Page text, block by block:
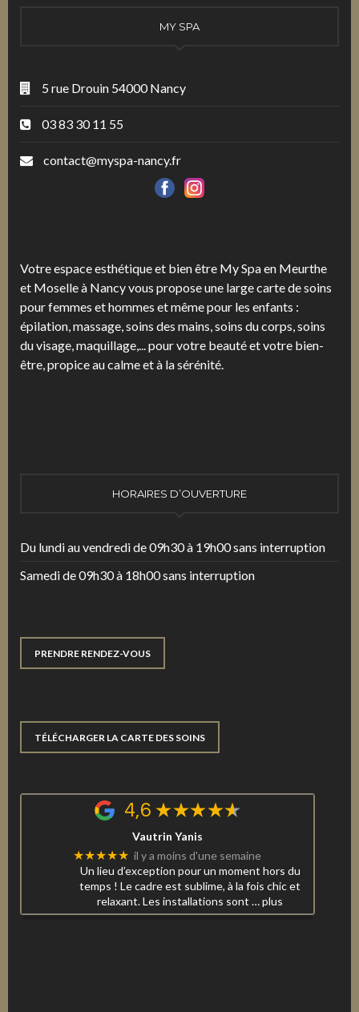
MY SPA
5 rue Drouin 54000 Nancy
03 83 30 11 55
contact@myspa-nancy.fr
Votre espace esthétique et bien être My Spa en Meurthe
et Moselle à Nancy vous propose une large carte de soins
pour femmes et hommes et même pour les enfants :
épilation, massage, soins des mains, soins du corps, soins
du visage, maquillage,... pour votre beauté et votre bien-
être, propice au calme et à la sérénité.
HORAIRES D’OUVERTURE
Du lundi au vendredi de 09h30 à 19h00 sans interruption
Samedi de 09h30 à 18h00 sans interruption
PRENDRE RENDEZ-VOUS
TÉLÉCHARGER LA CARTE DES SOINS
4,6
Vautrin Yanis
★★★★★ il y a moins d'une semaine
Un lieu d’exception pour un moment hors du
temps ! Le cadre est sublime, à la fois chic et
relaxant. Les installations sont … plus